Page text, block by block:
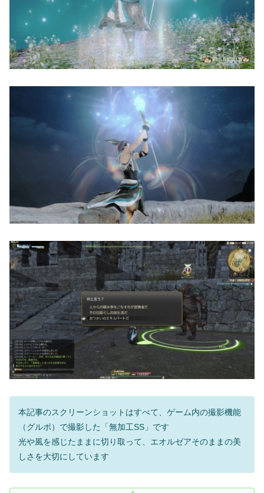
本記事のスクリーンショットはすべて、ゲーム内の撮影機能
（グルポ）で撮影した「無加工SS」です
光や風を感じたままに切り取って、エオルゼアそのままの美
しさを大切にしています